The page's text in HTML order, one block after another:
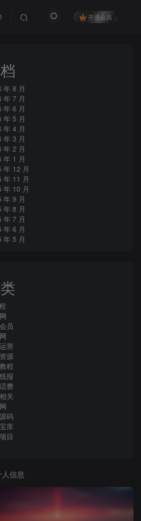
开通会员
年 8 月
年 7 月
年 6 月
年 5 月
年 4 月
年 3 月
年 2 月
年 1 月
年 12 月
年 11 月
年 10 月
年 9 月
年 8 月
年 7 月
年 6 月
年 5 月
员
营
源
程
报
费
关
码
库
目
信息